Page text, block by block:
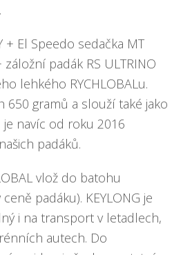
+ El Speedo sedačka MT
záložní padák RS ULTRINO
lehkého RYCHLOBALu.
650 gramů a slouží také jako
je navíc od roku 2016
padáků.
vlož do batohu
ceně padáku). KEYLONG je
i na transport v letadlech,
autech. Do